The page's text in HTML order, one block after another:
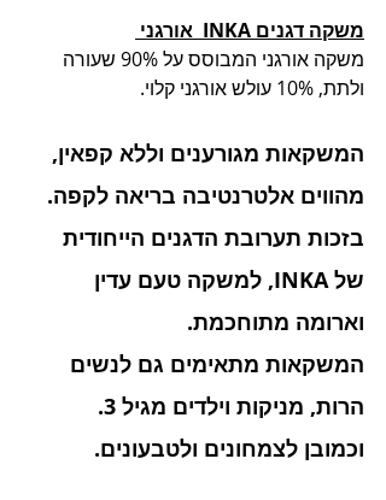
משקה דגנים INKA  אורגני
משקה אורגני המבוסס על 90% שעורה
ולתת, 10% עולש אורגני קלוי.
המשקאות מגורענים וללא קפאין,
מהווים אלטרנטיבה בריאה לקפה.
בזכות תערובת הדגנים הייחודית
של ‏INKA‏, למשקה טעם עדין
וארומה מתוחכמת. ‏
המשקאות מתאימים ‏גם לנשים
הרות, מניקות וילדים מגיל 3.‏
וכמובן לצמחונים ולטבעונים.